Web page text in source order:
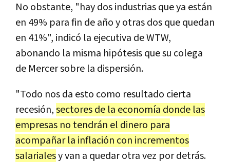
No obstante, "hay dos industrias que ya están
en 49% para fin de año y otras dos que quedan
en 41%", indicó la ejecutiva de WTW,
abonando la misma hipótesis que su colega
de Mercer sobre la dispersión.
"Todo nos da esto como resultado cierta
recesión,sectores de la economía donde las
empresas no tendrán el dinero para
acompañar la inflación con incrementos
salarialesy van a quedar otra vez por detrás.